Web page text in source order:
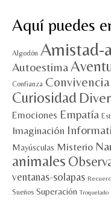
Aquí puedes
Algodón Amistad-
Autoestima
Confianza Convivencia
Curiosidad
Emociones Empatía
Imaginación
Mayúsculas Misterio
animales
ventanas-solapas
Sueños Superación Troquelado